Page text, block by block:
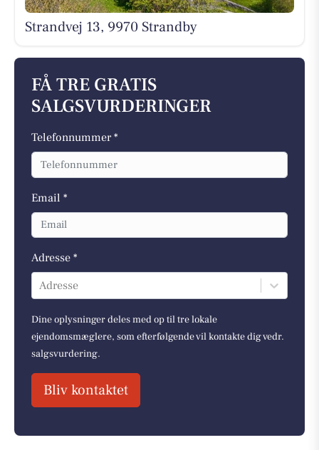
Strandvej 13, 9970 Strandby
FÅ TRE GRATIS
SALGSVURDERINGER
Telefonnummer *
Email *
Adresse *
Adresse
Dine oplysninger deles med op til tre lokale
ejendomsmæglere, som efterfølgende vil kontakte dig vedr.
salgsvurdering.
Bliv kontaktet